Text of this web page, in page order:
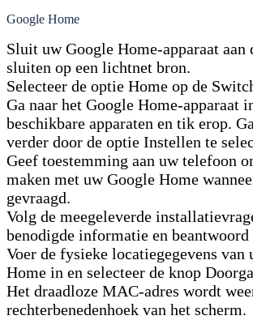
Google Home
Sluit uw Google Home-apparaat aan
sluiten op een lichtnet bron.
Selecteer de optie Home op de
Ga naar het Google Home-apparaat
beschikbare apparaten en tik erop.
verder door de optie Instellen te
Geef toestemming aan uw telefoon
maken met uw Google Home
gevraagd.
Volg de meegeleverde
benodigde informatie en beantwoord
Voer de fysieke locatiegegevens van
Home in en selecteer de knop
Het draadloze MAC-adres wordt
rechterbenedenhoek van het scherm.